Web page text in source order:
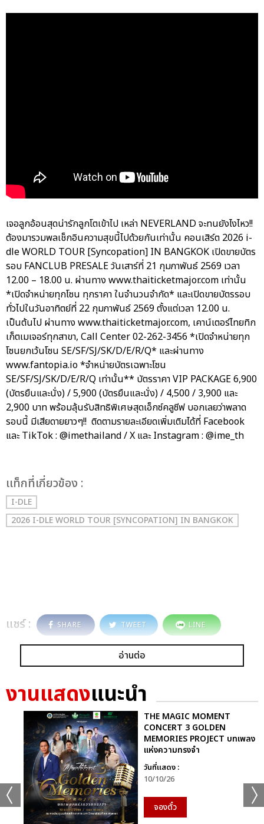
เจอลูกอ้อนสุดน่ารักลูกโตเข้าไป เหล่า NEVERLAND จะทนยังไงไหว!!
ต้องมารวมพลเช็กอินความสุขนี้ไปด้วยกันเท่านั้น คอนเสิร์ต 2026 i-
dle WORLD TOUR [Syncopation] IN BANGKOK เปิดขายบัตร
รอบ FANCLUB PRESALE วันเสาร์ที่ 21 กุมภาพันธ์ 2569 เวลา
12.00 – 18.00 น. ผ่านทาง www.thaiticketmajor.com เท่านั้น
*เปิดจำหน่ายทุกโซน ทุกราคา ในจำนวนจำกัด* และเปิดขายบัตรรอบ
ทั่วไปในวันอาทิตย์ที่ 22 กุมภาพันธ์ 2569 ตั้งแต่เวลา 12.00 น.
เป็นต้นไป ผ่านทาง www.thaiticketmajor.com, เคาน์เตอร์ไทยทิก
เก็ตเมเจอร์ทุกสาขา, Call Center 02-262-3456 *เปิดจำหน่ายทุก
โซนยกเว้นโซน SE/SF/SJ/SK/D/E/R/Q* และผ่านทาง
www.fantopia.io *จำหน่ายบัตรเฉพาะโซน
SE/SF/SJ/SK/D/E/R/Q เท่านั้น** บัตรราคา VIP PACKAGE 6,900
(บัตรยืนและนั่ง) / 5,900 (บัตรยืนและนั่ง) / 4,500 / 3,900 และ
2,900 บาท พร้อมลุ้นรับสิทธิพิเศษสุดเอ็กซ์คลูซีฟ บอกเลยว่าพลาด
รอบนี้ มีเสียดายยาวๆ!! ติดตามรายละเอียดเพิ่มเติมได้ที่ Facebook
และ TikTok : @imethailand / X และ Instagram : @ime_th
เเท็กที่เกี่ยวข้อง :
I-DLE
2026 I-DLE WORLD TOUR [SYNCOPATION] IN BANGKOK
แชร์ : SHARE TWEET LINE
อ่านต่อ
งานแสดงแนะนำ
THE MAGIC MOMENT
CONCERT 3 GOLDEN
MEMORIES PROJECT บทเพลง
แห่งความทรงจำ
วันที่แสดง :
10/10/26
จองตั๋ว